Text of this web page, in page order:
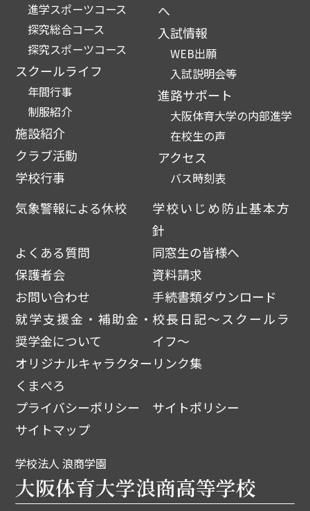
進学スポーツコース
探究総合コース
探究スポーツコース
スクールライフ
年間行事
制服紹介
施設紹介
クラブ活動
学校行事
へ
入試情報
WEB出願
入試説明会等
進路サポート
大阪体育大学の内部進学
在校生の声
アクセス
バス時刻表
気象警報による休校
学校いじめ防止基本方
針
よくある質問
同窓生の皆様へ
保護者会
資料請求
お問い合わせ
手続書類ダウンロード
就学支援金・補助金・
奨学金について
校長日記～スクールラ
イフ～
オリジナルキャラクター
くまぺろ
リンク集
プライバシーポリシー
サイトポリシー
サイトマップ
学校法人 浪商学園
大阪体育大学浪商高等学校